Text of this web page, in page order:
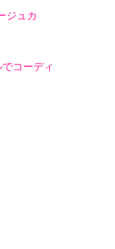
ジュカ
コーディ